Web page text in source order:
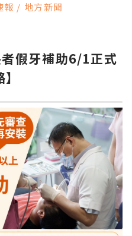
報 / 地方新聞
者假牙補助6/1正式